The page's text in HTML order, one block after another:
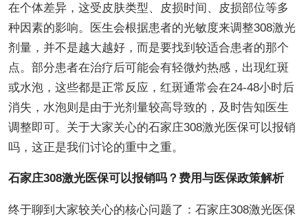
在个体差异，这受皮肤类型、皮损时间、皮损部位等多
种因素的影响。医生会根据患者的光敏度来调整308激光
剂量，并不是越大越好，而是要找到较适合患者的那个
点。部分患者在治疗后可能会有轻微灼热感，出现红斑
或水泡，这些都是正常反应，红斑通常会在24-48小时后
消失，水泡则是由于光剂量较高导致的，及时告知医生
调整即可。关于大家关心的石家庄308激光医保可以报销
吗，这正是我们讨论的重中之重。
石家庄308激光医保可以报销吗？费用与医保政策解析
终于聊到大家较关心的核心问题了：石家庄308激光医保